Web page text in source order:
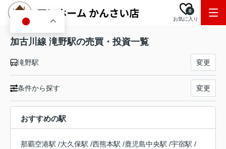
お気に入り
0
加古川線 滝野駅の売買・投資一覧
滝野駅 変更
条件から探す 変更
おすすめの駅
那覇空港駅 /大久保駅 /西熊本駅 /鹿児島中央駅 /宇宿駅 /